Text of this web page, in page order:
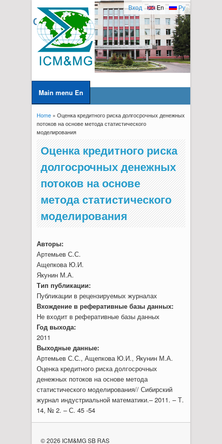
Ру
En
Вход
Main menu En
You are here
Home» Оценка кредитного риска долгосрочных денежных
потоков на основе метода статистического
моделирования
Оценка кредитного риска
долгосрочных денежных
потоков на основе
метода статистического
моделирования
Авторы:
Артемьев С.С.
Ащепкова Ю.И.
Якунин М.А.
Тип публикации:
Публикации в рецензируемых журналах
Вхождение в реферативные базы данных:
Не входит в реферативные базы данных
Год выхода:
2011
Выходные данные:
Артемьев С.С., Ащепкова Ю.И., Якунин М.А.
Оценка кредитного риска долгосрочных
денежных потоков на основе метода
статистического моделирования// Сибирский
журнал индустриальной математики.– 2011. – Т.
14, № 2. – С. 45 -54
© 2026 ICM&MG SB RAS